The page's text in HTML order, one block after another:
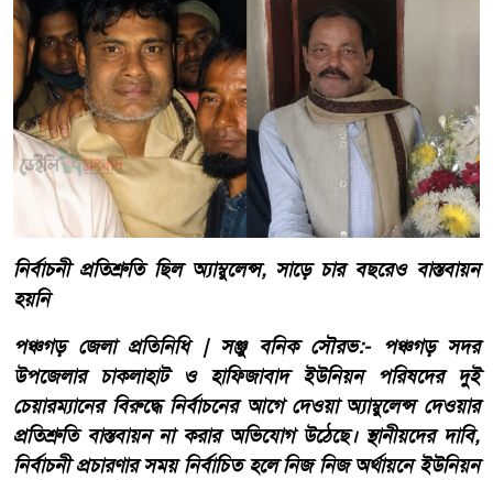
নির্বাচনী প্রতিশ্রুতি ছিল অ্যাম্বুলেন্স, সাড়ে চার বছরেও বাস্তবায়ন
হয়নি
পঞ্চগড় জেলা প্রতিনিধি | সঞ্জু বনিক সৌরভ:- পঞ্চগড় সদর
উপজেলার চাকলাহাট ও হাফিজাবাদ ইউনিয়ন পরিষদের দুই
চেয়ারম্যানের বিরুদ্ধে নির্বাচনের আগে দেওয়া অ্যাম্বুলেন্স দেওয়ার
প্রতিশ্রুতি বাস্তবায়ন না করার অভিযোগ উঠেছে। স্থানীয়দের দাবি,
নির্বাচনী প্রচারণার সময় নির্বাচিত হলে নিজ নিজ অর্থায়নে ইউনিয়ন